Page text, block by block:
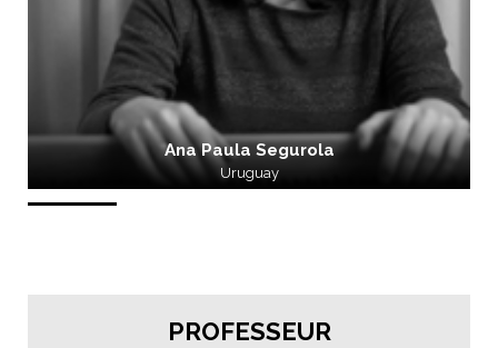
Ana Paula Segurola
Uruguay
PROFESSEUR